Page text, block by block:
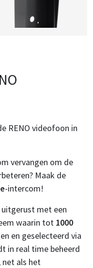
RENO videofoon in
vervangen om de
Maak de
-intercom!
met een
waarin tot 1000
en geselecteerd via
in real time beheerd
als het